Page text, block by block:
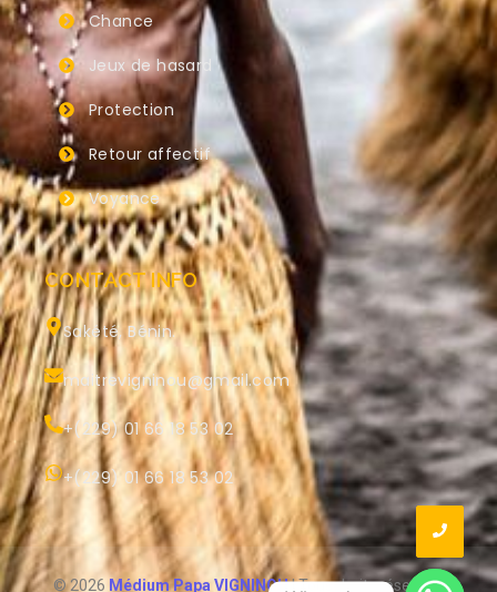
Chance
Jeux de hasard
Protection
Retour affectif
Voyance
CONTACT INFO
Sakété, Bénin.
maitrevigninou@gmail.com
+(229) 01 66 18 53 02
+(229) 01 66 18 53 02
© 2026 Médium Papa VIGNINOU| Tous droits réservés.